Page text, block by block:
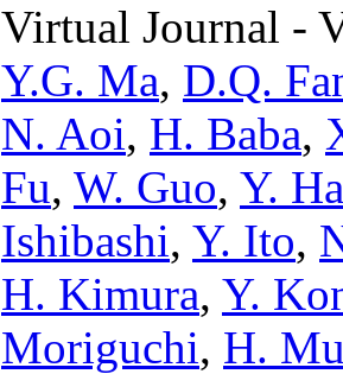
Virtual Journal -
Y.G. Ma, D.Q.
N. Aoi, H. Baba,
Fu, W. Guo, Y.
Ishibashi, Y. Ito,
H. Kimura, Y.
Moriguchi, H.